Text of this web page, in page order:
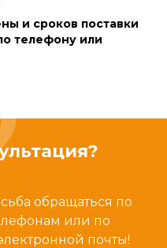
и сроков поставки
телефону или
обращаться по
или по
почты!